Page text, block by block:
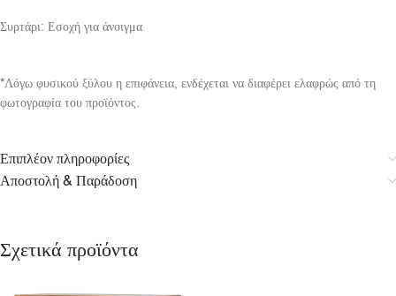
Συρτάρι: Εσοχή για άνοιγμα
*Λόγω φυσικού ξύλου η επιφάνεια, ενδέχεται να διαφέρει ελαφρώς από τη
φωτογραφία του προϊόντος.
Επιπλέον πληροφορίες
Αποστολή & Παράδοση
Σχετικά προϊόντα